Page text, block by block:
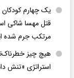
یک چهارم کودکان
قتل مهسا شاکی
مرتکب جرم شده
هیچ چیز
استراتژی «تنش